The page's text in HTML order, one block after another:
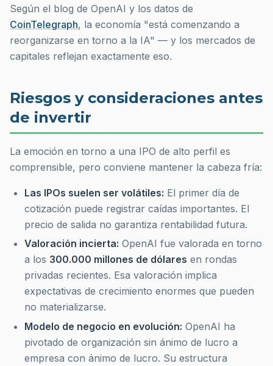
Según el blog de OpenAI y los datos de
CoinTelegraph, la economía "está comenzando a
reorganizarse en torno a la IA" — y los mercados de
capitales reflejan exactamente eso.
Riesgos y consideraciones antes
de invertir
La emoción en torno a una IPO de alto perfil es
comprensible, pero conviene mantener la cabeza fría:
Las IPOs suelen ser volátiles: El primer día de
cotización puede registrar caídas importantes. El
precio de salida no garantiza rentabilidad futura.
Valoración incierta: OpenAI fue valorada en torno
a los 300.000 millones de dólares en rondas
privadas recientes. Esa valoración implica
expectativas de crecimiento enormes que pueden
no materializarse.
Modelo de negocio en evolución: OpenAI ha
pivotado de organización sin ánimo de lucro a
empresa con ánimo de lucro. Su estructura